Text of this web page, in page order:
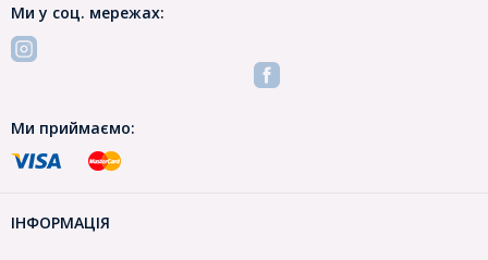
Ми у соц. мережах:
Ми приймаємо:
ІНФОРМАЦІЯ